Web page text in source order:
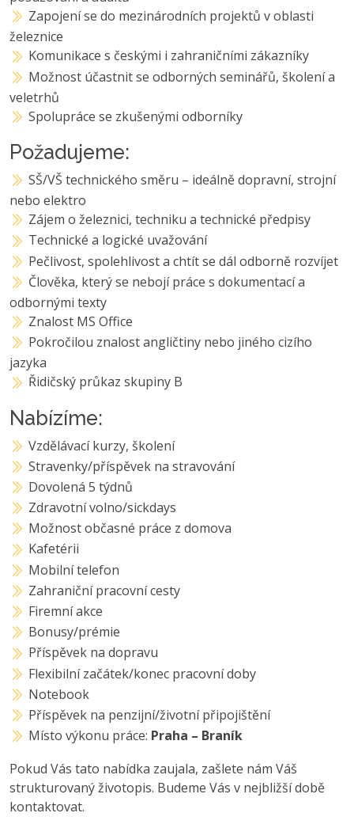
Zapojení se do mezinárodních projektů v oblasti
železnice
Komunikace s českými i zahraničními zákazníky
Možnost účastnit se odborných seminářů, školení a
veletrhů
Spolupráce se zkušenými odborníky
Požadujeme:
SŠ/VŠ technického směru – ideálně dopravní, strojní
nebo elektro
Zájem o železnici, techniku a technické předpisy
Technické a logické uvažování
Pečlivost, spolehlivost a chtít se dál odborně rozvíjet
Člověka, který se nebojí práce s dokumentací a
odbornými texty
Znalost MS Office
Pokročilou znalost angličtiny nebo jiného cizího
jazyka
Řidičský průkaz skupiny B
Nabízíme:
Vzdělávací kurzy, školení
Stravenky/příspěvek na stravování
Dovolená 5 týdnů
Zdravotní volno/sickdays
Možnost občasné práce z domova
Kafetérii
Mobilní telefon
Zahraniční pracovní cesty
Firemní akce
Bonusy/prémie
Příspěvek na dopravu
Flexibilní začátek/konec pracovní doby
Notebook
Příspěvek na penzijní/životní připojištění
Místo výkonu práce: Praha – Braník
Pokud Vás tato nabídka zaujala, zašlete nám Váš
strukturovaný životopis. Budeme Vás v nejbližší době
kontaktovat.